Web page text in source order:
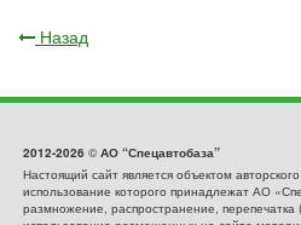
Назад
2012-2026 © АО “Спецавтобаза”
Настоящий сайт является объектом
использование которого принадлежат АО
размножение, распространение,